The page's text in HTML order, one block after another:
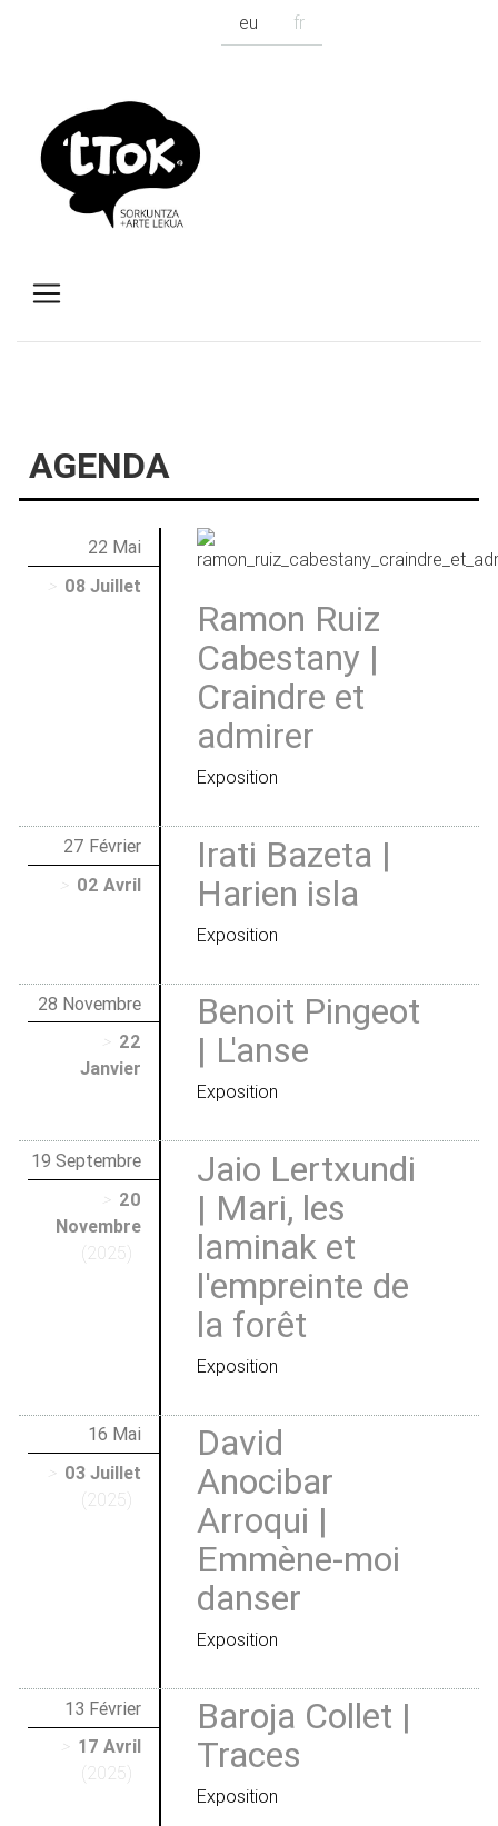
eu fr
AGENDA
22 Mai
> 08 Juillet
Ramon Ruiz
Cabestany |
Craindre et
admirer
Exposition
27 Février
> 02 Avril
Irati Bazeta |
Harien isla
Exposition
28 Novembre
> 22
Janvier
Benoit Pingeot
| L'anse
Exposition
19 Septembre
> 20
Novembre
(2025)
Jaio Lertxundi
| Mari, les
laminak et
l'empreinte de
la forêt
Exposition
16 Mai
> 03 Juillet
(2025)
David
Anocibar
Arroqui |
Emmène-moi
danser
Exposition
13 Février
> 17 Avril
(2025)
Baroja Collet |
Traces
Exposition